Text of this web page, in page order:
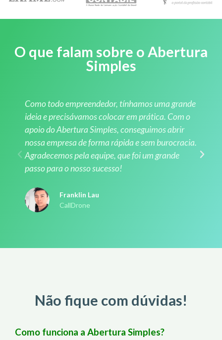
O que falam sobre o Abertura
Simples
Como todo empreendedor, tínhamos uma grande
ideia e precisávamos colocar em prática. Com o
apoio do Abertura Simples, conseguimos abrir
nossa empresa de forma rápida e sem burocracia.
Agradecemos pela equipe, que foi um grande
passo para o nosso sucesso!
Franklin Lau
CallDrone
Não fique com dúvidas!
Como funciona a Abertura Simples?